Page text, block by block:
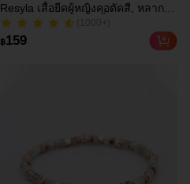
Resyla เสื้อยืดผู้หญิงคอตัดสี, หลากสี,
ลายพิมพ์แมวน่ารัก, เสื้อสำหรับออกไป
เที่ยวฤดูร้อน, ดีไซน์กราฟิก, ความ
รู้สึกพรีเมียม, ลำลองอเนกประสงค์,
(1000+)
100+ ขายแล้ว
100+ ขายแล้ว
฿159